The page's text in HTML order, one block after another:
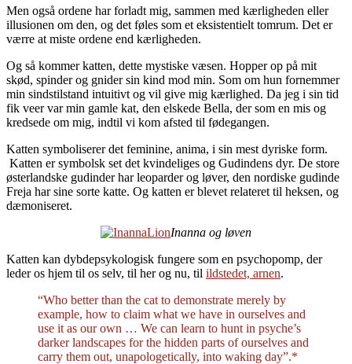
Men også ordene har forladt mig, sammen med kærligheden eller
illusionen om den, og det føles som et eksistentielt tomrum. Det er
værre at miste ordene end kærligheden.
Og så kommer katten, dette mystiske væsen. Hopper op på mit
skød, spinder og gnider sin kind mod min. Som om hun fornemmer
min sindstilstand intuitivt og vil give mig kærlighed. Da jeg i sin tid
fik veer var min gamle kat, den elskede Bella, der som en mis og
kredsede om mig, indtil vi kom afsted til fødegangen.
Katten symboliserer det feminine, anima, i sin mest dyriske form.
Katten er symbolsk set det kvindeliges og Gudindens dyr. De store
østerlandske gudinder har leoparder og løver, den nordiske gudinde
Freja har sine sorte katte. Og katten er blevet relateret til heksen, og
dæmoniseret.
Inanna og løven
Katten kan dybdepsykologisk fungere som en psychopomp, der
leder os hjem til os selv, til her og nu, til ildstedet, arnen.
“Who better than the cat to demonstrate merely by
example, how to claim what we have in ourselves and
use it as our own … We can learn to hunt in psyche’s
darker landscapes for the hidden parts of ourselves and
carry them out, unapologetically, into waking day”.*